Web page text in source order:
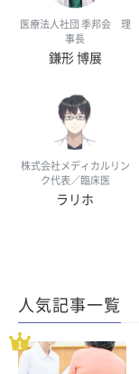
医療法人社団 季邦会 理
事長
鎌形 博展
株式会社メディカルリン
ク代表／臨床医
ラリホ
人気記事一覧